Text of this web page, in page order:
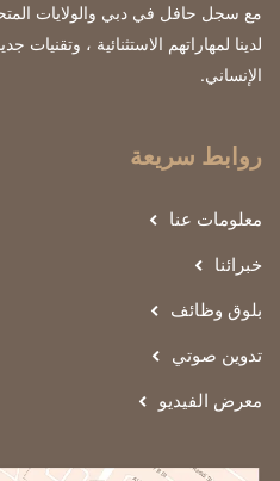
مع سجل حافل في دبي والولايات
لدينا لمهاراتهم الاستثنائية ،
الإنساني.
روابط سريعة
معلومات عنا
خبرائنا
بلوق وظائف
تدوين صوتي
معرض الفيديو